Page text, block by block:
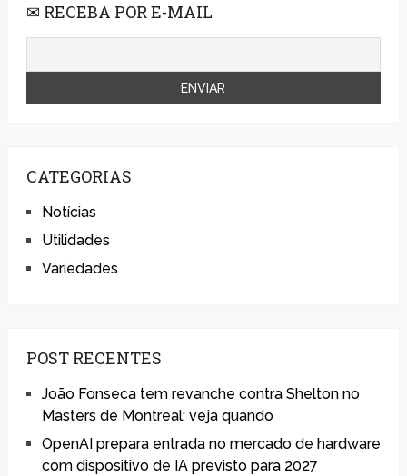
✉ RECEBA POR E-MAIL
CATEGORIAS
Notícias
Utilidades
Variedades
POST RECENTES
João Fonseca tem revanche contra Shelton no
Masters de Montreal; veja quando
OpenAI prepara entrada no mercado de hardware
com dispositivo de IA previsto para 2027